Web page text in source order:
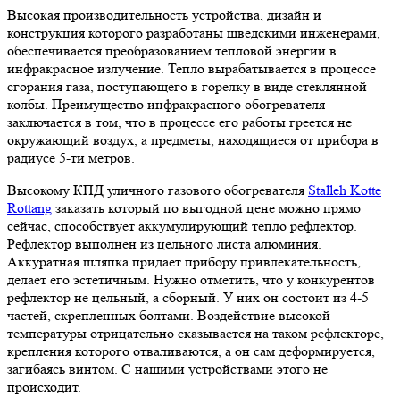
Высокая производительность устройства, дизайн и
конструкция которого разработаны шведскими инженерами,
обеспечивается преобразованием тепловой энергии в
инфракрасное излучение. Тепло вырабатывается в процессе
сгорания газа, поступающего в горелку в виде стеклянной
колбы. Преимущество инфракрасного обогревателя
заключается в том, что в процессе его работы греется не
окружающий воздух, а предметы, находящиеся от прибора в
радиусе 5-ти метров.
Высокому КПД уличного газового обогревателя Stalleh Kotte
Rottang заказать который по выгодной цене можно прямо
сейчас, способствует аккумулирующий тепло рефлектор.
Рефлектор выполнен из цельного листа алюминия.
Аккуратная шляпка придает прибору привлекательность,
делает его эстетичным. Нужно отметить, что у конкурентов
рефлектор не цельный, а сборный. У них он состоит из 4-5
частей, скрепленных болтами. Воздействие высокой
температуры отрицательно сказывается на таком рефлекторе,
крепления которого отваливаются, а он сам деформируется,
загибаясь винтом. С нашими устройствами этого не
происходит.